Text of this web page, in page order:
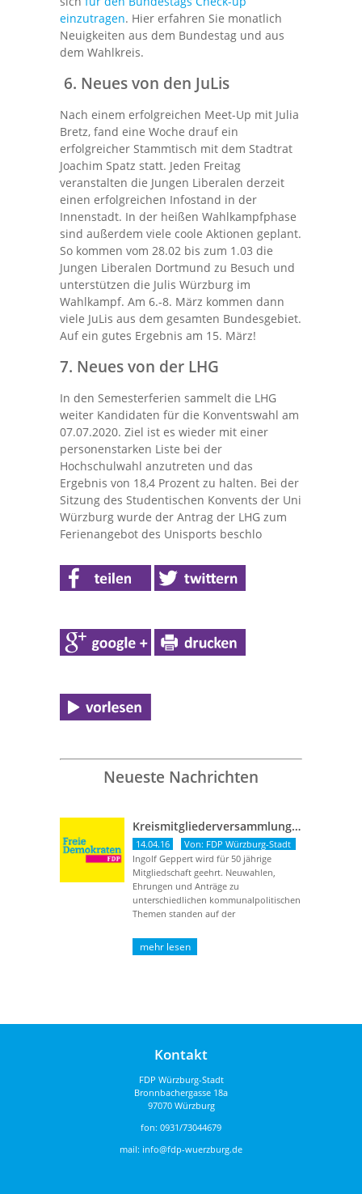
einzutragen. Hier erfahren Sie monatlich
Neuigkeiten aus dem Bundestag und aus
dem Wahlkreis.
6. Neues von den JuLis
Nach einem erfolgreichen Meet-Up mit Julia
Bretz, fand eine Woche drauf ein
erfolgreicher Stammtisch mit dem Stadtrat
Joachim Spatz statt. Jeden Freitag
veranstalten die Jungen Liberalen derzeit
einen erfolgreichen Infostand in der
Innenstadt. In der heißen Wahlkampfphase
sind außerdem viele coole Aktionen geplant.
So kommen vom 28.02 bis zum 1.03 die
Jungen Liberalen Dortmund zu Besuch und
unterstützen die Julis Würzburg im
Wahlkampf. Am 6.-8. März kommen dann
viele JuLis aus dem gesamten Bundesgebiet.
Auf ein gutes Ergebnis am 15. März!
7. Neues von der LHG
In den Semesterferien sammelt die LHG
weiter Kandidaten für die Konventswahl am
07.07.2020. Ziel ist es wieder mit einer
personenstarken Liste bei der
Hochschulwahl anzutreten und das
Ergebnis von 18,4 Prozent zu halten. Bei der
Sitzung des Studentischen Konvents der Uni
Würzburg wurde der Antrag der LHG zum
Ferienangebot des Unisports beschlo
Neueste Nachrichten
Kreismitgliederversammlung vom 13. April 2016
14.04.16
Von: FDP Würzburg-Stadt
Ingolf Geppert wird für 50 jährige
Mitgliedschaft geehrt. Neuwahlen,
Ehrungen und Anträge zu
unterschiedlichen kommunalpolitischen
Themen standen auf der
wurde für seine ...
Kontakt
FDP Würzburg-Stadt
Bronnbachergasse 18a
97070 Würzburg
fon: 0931/73044679
mail: info@fdp-wuerzburg.de